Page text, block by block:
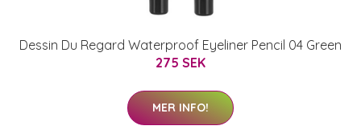
Dessin Du Regard Waterproof Eyeliner Pencil 04 Green
275 SEK
MER INFO!